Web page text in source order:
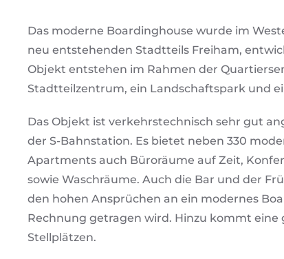
Das moderne Boardinghouse wurde im
neu entstehenden Stadtteils Freiham,
Objekt entstehen im Rahmen der
Stadtteilzentrum, ein Landschaftspark und
Das Objekt ist verkehrstechnisch sehr gut
der S-Bahnstation. Es bietet neben 330
Apartments auch Büroräume auf Zeit,
sowie Waschräume. Auch die Bar und der
den hohen Ansprüchen an ein modernes
Rechnung getragen wird. Hinzu kommt eine
Stellplätzen.